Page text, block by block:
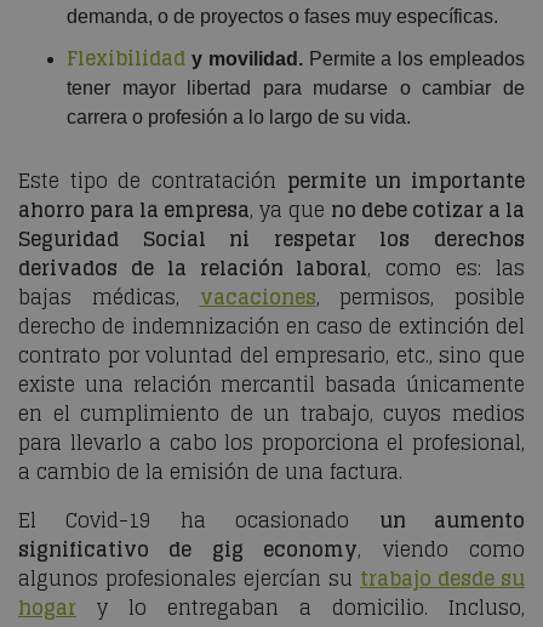
demanda, o de proyectos o fases muy específicas.
Flexibilidad y movilidad.Permite a los empleados
tener mayor libertad para mudarse o cambiar de
carrera o profesión a lo largo de su vida.
Este tipo de contratación permite un importante
ahorro para la empresa, ya que no debe cotizar a la
Seguridad Social ni respetar los derechos
derivados de la relación laboral, como es: las
bajas médicas,vacaciones, permisos, posible
derecho de indemnización en caso de extinción del
contrato por voluntad del empresario, etc., sino que
existe una relación mercantil basada únicamente
en el cumplimiento de un trabajo, cuyos medios
para llevarlo a cabo los proporciona el profesional,
a cambio de la emisión de una factura.
El Covid-19 ha ocasionado un aumento
significativo de gig economy, viendo como
algunos profesionales ejercían su trabajo desde su
hogar y lo entregaban a domicilio. Incluso,